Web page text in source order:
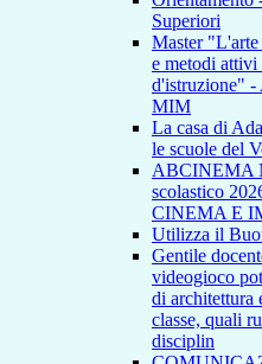
Superiori
Master
e metodi
d'istruzione" -
MIM
La casa di
le scuole del
ABCINEMA
scolastico
CINEMA E
Utilizza il
Gentile
videogioco
di architettura
classe, quali
disciplin